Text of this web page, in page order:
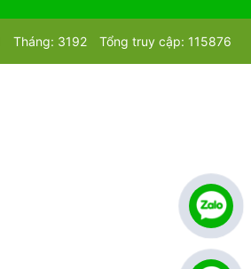
Tháng: 3192 Tổng truy cập: 115876